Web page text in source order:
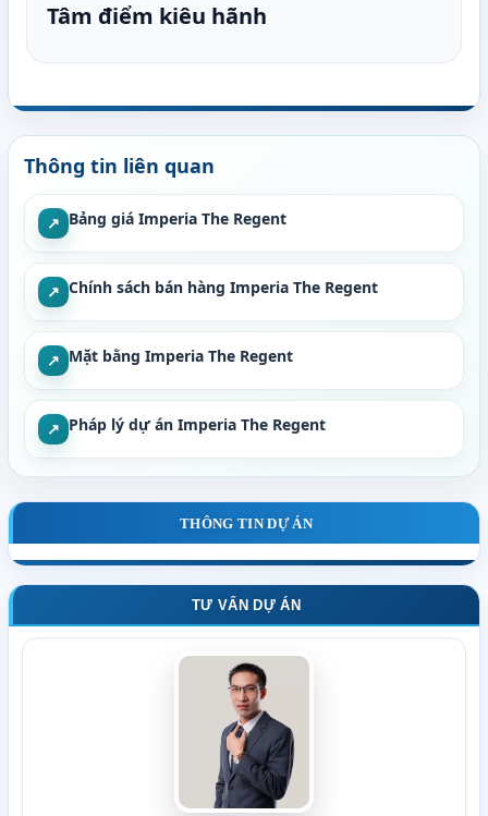
Tâm điểm kiêu hãnh
Thông tin liên quan
↗ Bảng giá Imperia The Regent
↗ Chính sách bán hàng Imperia The Regent
↗ Mặt bằng Imperia The Regent
↗ Pháp lý dự án Imperia The Regent
THÔNG TIN DỰ ÁN
TƯ VẤN DỰ ÁN